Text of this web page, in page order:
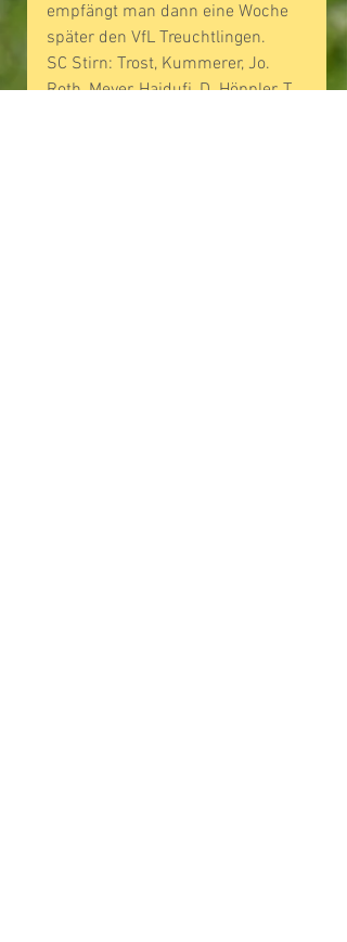
empfängt man dann eine Woche
später den VfL Treuchtlingen.
SC Stirn: Trost, Kummerer, Jo.
Roth, Meyer, Hajdufi, D. Höppler, T.